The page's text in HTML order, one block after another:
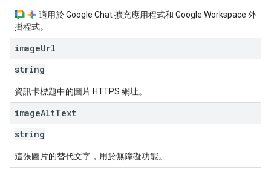
適用於 Google Chat 擴充應用程式和 Google Workspace 外
掛程式。
imageUrl
string
資訊卡標題中的圖片 HTTPS 網址。
imageAltText
string
這張圖片的替代文字，用於無障礙功能。